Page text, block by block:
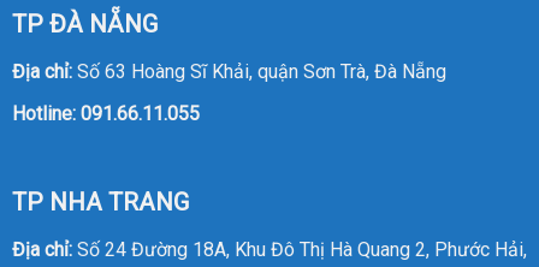
TP ĐÀ NẴNG
Địa chỉ:Số 63 Hoàng Sĩ Khải, quận Sơn Trà, Đà Nẵng
Hotline: 091.66.11.055
TP NHA TRANG
Địa chỉ:Số 24 Đường 18A, Khu Đô Thị Hà Quang 2, Phước Hải,